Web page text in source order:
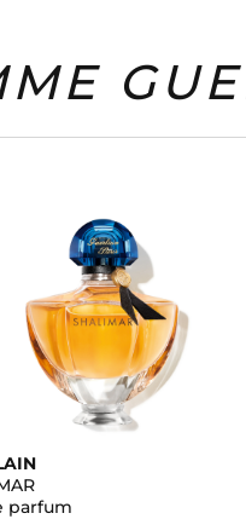
parfum